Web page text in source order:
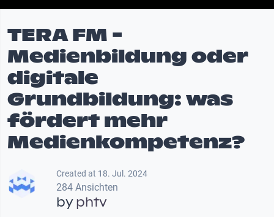
TERA FM -
Medienbildung oder
digitale
Grundbildung: was
fördert mehr
Medienkompetenz?
Created at 18. Jul. 2024
284 Ansichten
byphtv